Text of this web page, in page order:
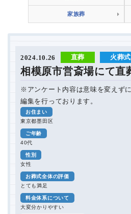
家族葬
2024.10.26 直葬 火葬式
相模原市営斎場にて直
※アンケート内容は意味を変えず
編集を行っております。
お住まい
東京都墨田区
ご年齢
40代
性別
女性
お葬式全体の評価
とても満足
料金体系について
大変分かりやすい